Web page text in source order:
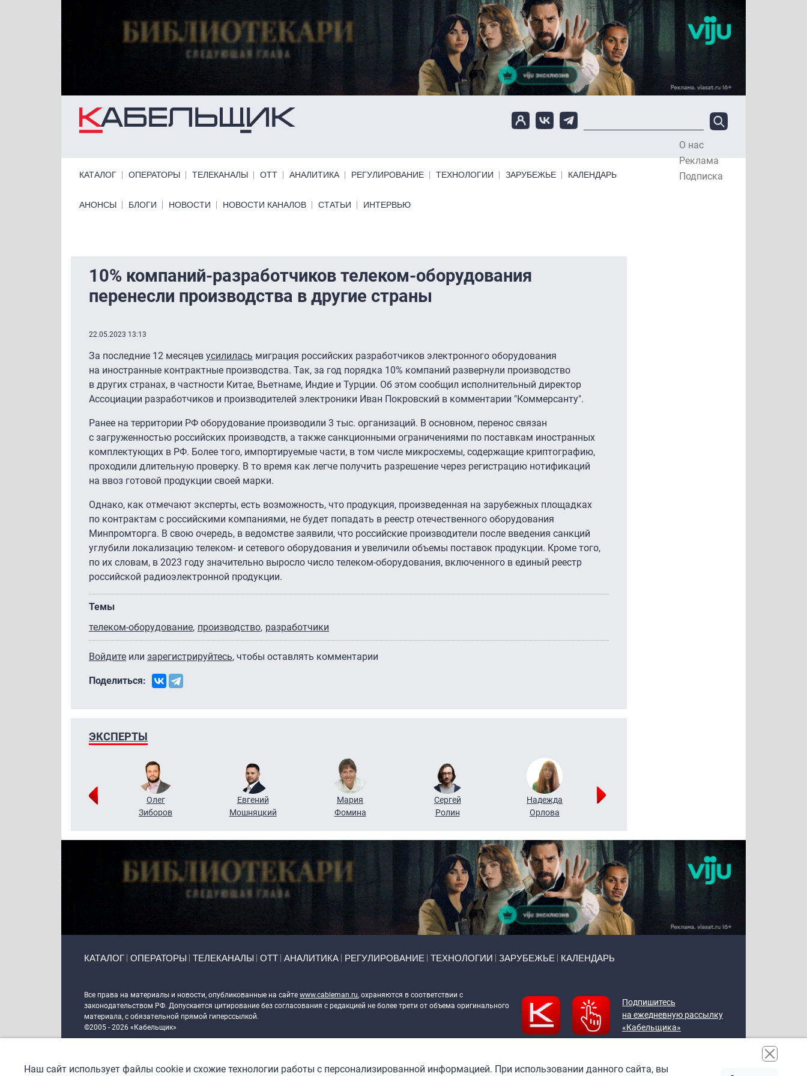
О нас
Реклама
Подписка
КАТАЛОГ ОПЕРАТОРЫ ТЕЛЕКАНАЛЫ ОТТ АНАЛИТИКА РЕГУЛИРОВАНИЕ ТЕХНОЛОГИИ ЗАРУБЕЖЬЕ КАЛЕНДАРЬ
Primary links bottom
АНОНСЫ БЛОГИ НОВОСТИ НОВОСТИ КАНАЛОВ СТАТЬИ ИНТЕРВЬЮ
10% компаний-разработчиков телеком-оборудования
перенесли производства в другие страны
22.05.2023 13:13
За последние 12 месяцев усилилась миграция российских разработчиков электронного оборудования
на иностранные контрактные производства. Так, за год порядка 10% компаний развернули производство
в других странах, в частности Китае, Вьетнаме, Индие и Турции. Об этом сообщил исполнительный директор
Ассоциации разработчиков и производителей электроники Иван Покровский в комментарии "Коммерсанту".
Ранее на территории РФ оборудование производили 3 тыс. организаций. В основном, перенос связан
с загруженностью российских производств, а также санкционными ограничениями по поставкам иностранных
комплектующих в РФ. Более того, импортируемые части, в том числе микросхемы, содержащие криптографию,
проходили длительную проверку. В то время как легче получить разрешение через регистрацию нотификаций
на ввоз готовой продукции своей марки.
Однако, как отмечают эксперты, есть возможность, что продукция, произведенная на зарубежных площадках
по контрактам с российскими компаниями, не будет попадать в реестр отечественного оборудования
Минпромторга. В свою очередь, в ведомстве заявили, что российские производители после введения санкций
углубили локализацию телеком- и сетевого оборудования и увеличили объемы поставок продукции. Кроме того,
по их словам, в 2023 году значительно выросло число телеком-оборудования, включенного в единый реестр
российской радиоэлектронной продукции.
Темы
телеком-оборудование производство разработчики
Войдите или зарегистрируйтесь, чтобы оставлять комментарии
Поделиться:
ЭКСПЕРТЫ
Олег
Зиборов
Евгений
Мошняцкий
Мария
Фомина
Сергей
Ролин
Надежда
Орлова
КАТАЛОГ ОПЕРАТОРЫ ТЕЛЕКАНАЛЫ ОТТ АНАЛИТИКА РЕГУЛИРОВАНИЕ ТЕХНОЛОГИИ ЗАРУБЕЖЬЕ КАЛЕНДАРЬ
Все права на материалы и новости, опубликованные на сайте www.cableman.ru, охраняются в соответствии с
законодательством РФ. Допускается цитирование без согласования с редакцией не более трети от объема оригинального
материала, с обязательной прямой гиперссылкой.
©2005 - 2026 «Кабельщик»
DrupalCoder — поддержка сайта c 2017 года
Подпишитесь
на ежедневную рассылку
«Кабельщика»
Наш сайт использует файлы cookie и схожие технологии работы с персонализированной информацией. При использовании данного сайта, вы